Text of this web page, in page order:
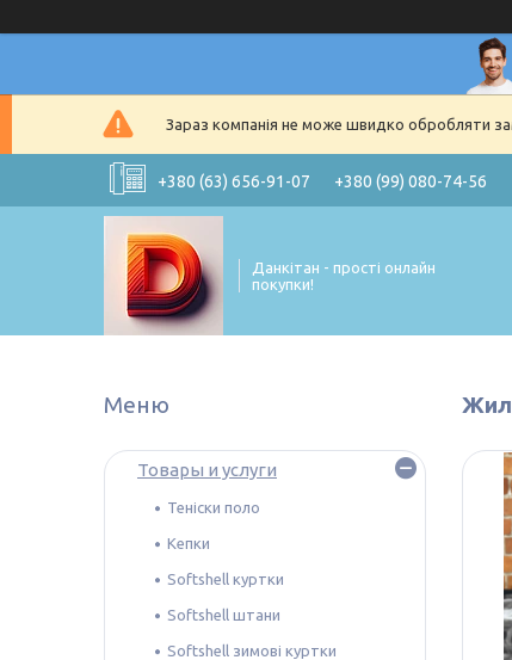
Зараз компанія не може швидко обробляти
+380 (63) 656-91-07 +380 (99) 080-74-56
Данкітан - прості онлайн
покупки!
Товары и услуги
Теніски поло
Кепки
Softshell куртки
Softshell штани
Softshell зимові куртки